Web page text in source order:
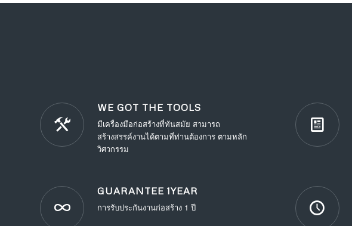
WE GOT THE TOOLS
มีเครื่องมือก่อสร้างที่ทันสมัย สามารถ
สร้างสรรค์งานได้ตามที่ท่านต้องการ ตามหลัก
วิศวกรรม
GUARANTEE 1YEAR
การรับประกันงานก่อสร้าง 1 ปี